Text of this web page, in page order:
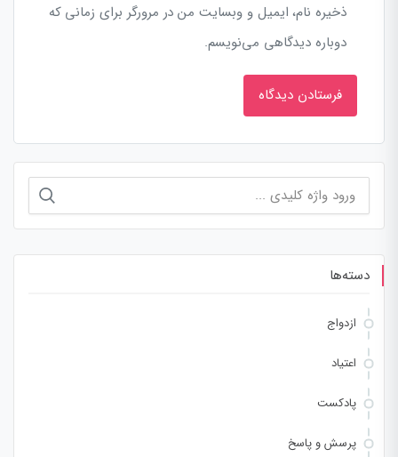
ذخیره نام، ایمیل و وبسایت من در مرورگر برای زمانی که
دوباره دیدگاهی می‌نویسم.
جستجو
برای:
دسته‌ها
ازدواج
اعتیاد
پادکست
پرسش و پاسخ